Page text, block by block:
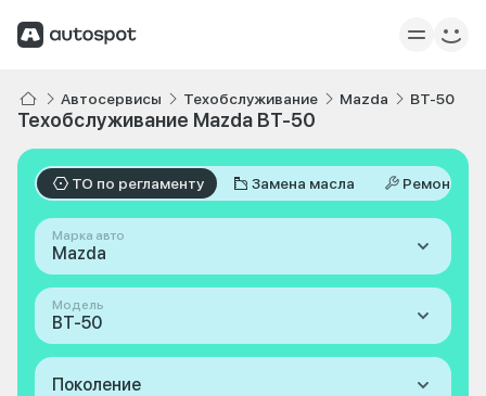
Автосервисы Техобслуживание Mazda BT-50
Техобслуживание Mazda BT-50
ТО по регламенту Замена масла Ремонт
Марка авто
Mazda
Модель
BT-50
Поколение